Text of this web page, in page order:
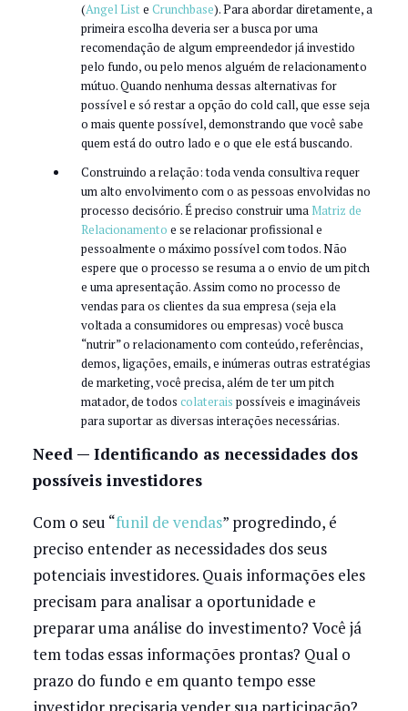
(Angel List e Crunchbase). Para abordar diretamente, a
primeira escolha deveria ser a busca por uma
recomendação de algum empreendedor já investido
pelo fundo, ou pelo menos alguém de relacionamento
mútuo. Quando nenhuma dessas alternativas for
possível e só restar a opção do cold call, que esse seja
o mais quente possível, demonstrando que você sabe
quem está do outro lado e o que ele está buscando.
Construindo a relação: toda venda consultiva requer
um alto envolvimento com o as pessoas envolvidas no
processo decisório. É preciso construir uma Matriz de
Relacionamento e se relacionar profissional e
pessoalmente o máximo possível com todos. Não
espere que o processo se resuma a o envio de um pitch
e uma apresentação. Assim como no processo de
vendas para os clientes da sua empresa (seja ela
voltada a consumidores ou empresas) você busca
“nutrir” o relacionamento com conteúdo, referências,
demos, ligações, emails, e inúmeras outras estratégias
de marketing, você precisa, além de ter um pitch
matador, de todos colaterais possíveis e imagináveis
para suportar as diversas interações necessárias.
Need — Identificando as necessidades dos
possíveis investidores
Com o seu “funil de vendas” progredindo, é
preciso entender as necessidades dos seus
potenciais investidores. Quais informações eles
precisam para analisar a oportunidade e
preparar uma análise do investimento? Você já
tem todas essas informações prontas? Qual o
prazo do fundo e em quanto tempo esse
investidor precisaria vender sua participação?